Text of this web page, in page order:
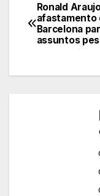
de
Ronald
afastamento
Barcelona
assuntos